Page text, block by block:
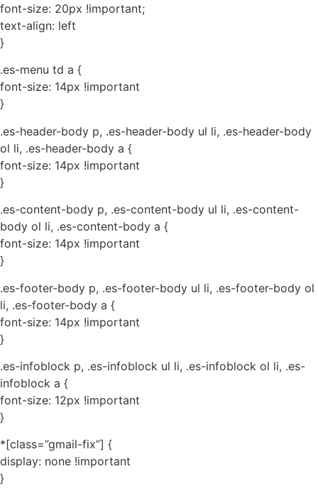
font-size: 20px !important;
text-align: left
}
.es-menu td a {
font-size: 14px !important
}
.es-header-body p, .es-header-body ul li, .es-header-body
ol li, .es-header-body a {
font-size: 14px !important
}
.es-content-body p, .es-content-body ul li, .es-content-
body ol li, .es-content-body a {
font-size: 14px !important
}
.es-footer-body p, .es-footer-body ul li, .es-footer-body ol
li, .es-footer-body a {
font-size: 14px !important
}
.es-infoblock p, .es-infoblock ul li, .es-infoblock ol li, .es-
infoblock a {
font-size: 12px !important
}
*[class=”gmail-fix”] {
display: none !important
}